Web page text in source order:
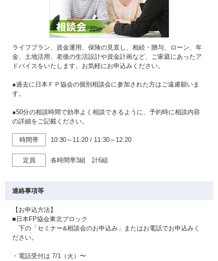
ライフプラン、資金運用、保険の見直し、相続・贈与、ローン、年
金、土地活用、老後の生活設計や資金計画など、ご家庭にあったア
ドバイスをいたします。お気軽にお申込みください。
●過去に日本ＦＰ協会の個別相談会に参加された方はご遠慮願いま
す。
●50分の相談時間で効率よく相談できるように、予約時に相談内容
の詳細をご記載ください。
時間帯 10:30～11:20 / 11:30～12:20
定員 各時間帯3組 計6組
連絡事項等
【お申込方法】
■日本FP協会東北ブロック
下の「セミナー&相談会のお申込み」またはお電話でお申込みく
ださい。
・電話受付は 7/1（火）〜